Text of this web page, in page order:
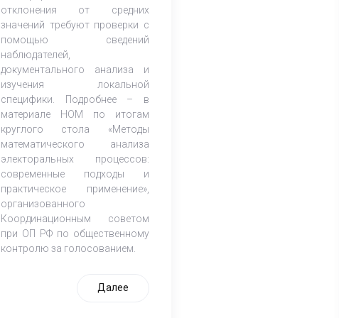
отклонения от средних
значений требуют проверки с
помощью сведений
наблюдателей,
документального анализа и
изучения локальной
специфики. Подробнее – в
материале НОМ по итогам
круглого стола «Методы
математического анализа
электоральных процессов:
современные подходы и
практическое применение»,
организованного
Координационным советом
при ОП РФ по общественному
контролю за голосованием.
Далее